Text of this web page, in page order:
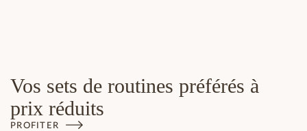
Vos sets de routines préférés à
prix réduits
PROFITER